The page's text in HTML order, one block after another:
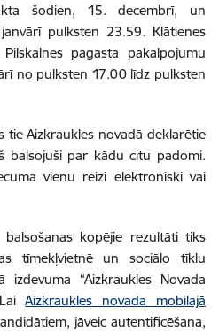
šodien, 15. decembrī, un
pulksten 23.59. Klātienes
pagasta pakalpojumu
no pulksten 17.00 līdz pulksten
tie Aizkraukles novadā deklarētie
balsojuši par kādu citu padomi.
vienu reizi elektroniski vai
kopējie rezultāti tiks
tīmekļvietnē un sociālo tīklu
“Aizkraukles Novada
LaiAizkraukles novada mobilajā
jāveic autentificēšana,